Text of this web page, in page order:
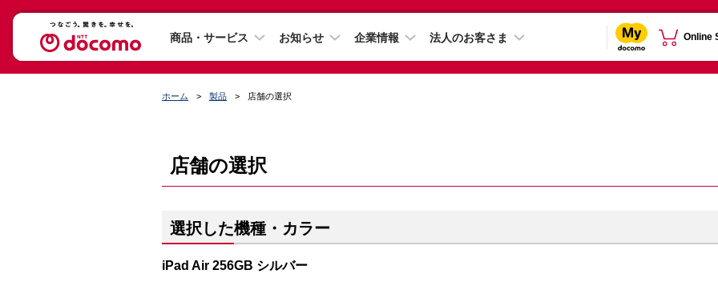
商品・サービス お知らせ 企業情報 法人のお客さま Online
ホーム 製品 店舗の選択
店舗の選択
選択した機種・カラー
iPad Air 256GB シルバー